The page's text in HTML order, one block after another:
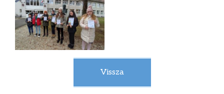
Vissza